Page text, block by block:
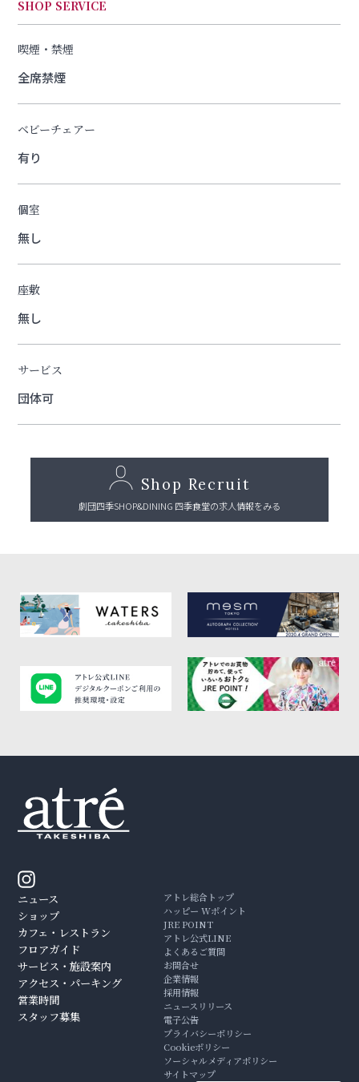
SHOP SERVICE
喫煙・禁煙
全席禁煙
ベビーチェアー
有り
個室
無し
座敷
無し
サービス
団体可
Shop Recruit
劇団四季SHOP&DINING 四季食堂の求人情報をみる
ニュース
ショップ
カフェ・レストラン
フロアガイド
サービス・施設案内
アクセス・パーキング
営業時間
スタッフ募集
アトレ総合トップ
ハッピー Wポイント
JRE POINT
アトレ公式LINE
よくあるご質問
お問合せ
企業情報
採用情報
ニュースリリース
電子公告
プライバシーポリシー
Cookieポリシー
ソーシャルメディアポリシー
サイトマップ